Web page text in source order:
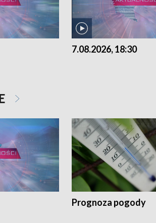
7.08.2026, 18:30
Prognoza pogody